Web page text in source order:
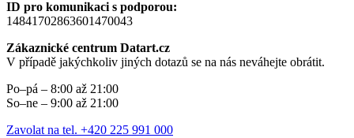
ID pro komunikaci s podporou:
14841702863601470043
Zákaznické centrum Datart.cz
V případě jakýchkoliv jiných dotazů se na nás neváhejte obrátit.
Po–pá – 8:00 až 21:00
So–ne – 9:00 až 21:00
Zavolat na tel. +420 225 991 000